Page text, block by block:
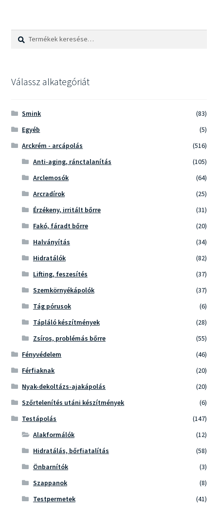
A
Keresés
Keresés
Válassz alkategóriát
Smink
(83)
Egyéb
(5)
Arckrém - arcápolás
(516)
Anti-aging, ránctalanítás
(105)
Arclemosók
(64)
Arcradírok
(25)
Érzékeny, irritált bőrre
(31)
Fakó, fáradt bőrre
(20)
Halványítás
(34)
Hidratálók
(82)
Lifting, feszesítés
(37)
Szemkörnyékápolók
(37)
Tág pórusok
(6)
Tápláló készítmények
(28)
Zsíros, problémás bőrre
(55)
Fényvédelem
(46)
Férfiaknak
(20)
Nyak-dekoltázs-ajakápolás
(20)
Szőrtelenítés utáni készítmények
(6)
Testápolás
(147)
Alakformálók
(12)
Hidratálás, bőrfiatalítás
(58)
Önbarnítók
(3)
Szappanok
(8)
Testpermetek
(41)